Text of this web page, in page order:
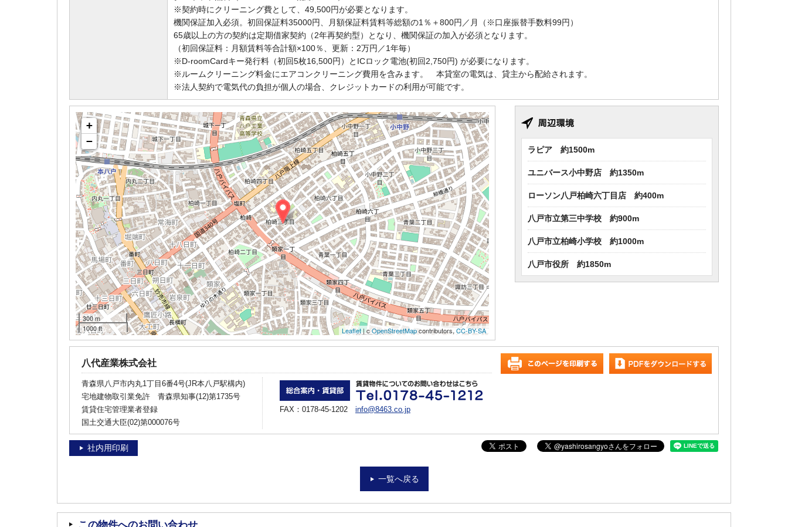
※契約時にクリーニング費として、49,500円が必要となります。
機関保証加入必須。初回保証料35000円、月額保証料賃料等総額の1％＋800円／月（※口座振替手数料99円）
65歳以上の方の契約は定期借家契約（2年再契約型）となり、機関保証の加入が必須となります。
（初回保証料：月額賃料等合計額×100％、更新：2万円／1年毎）
※D-roomCardキー発行料（初回5枚16,500円）とICロック電池(初回2,750円) が必要になります。
※ルームクリーニング料金にエアコンクリーニング費用を含みます。 本貸室の電気は、貸主から配給されます。
※法人契約で電気代の負担が個人の場合、クレジットカードの利用が可能です。
ラピア 約1500m
ユニバース小中野店 約1350m
ローソン八戸柏崎六丁目店 約400m
八戸市立第三中学校 約900m
八戸市立柏崎小学校 約1000m
八戸市役所 約1850m
+
−
300 m
1000 ft
Leaflet | c OpenStreetMapcontributors,CC-BY-SA
八代産業株式会社
青森県八戸市内丸1丁目6番4号(JR本八戸駅構内)
宅地建物取引業免許 青森県知事(12)第1735号
賃貸住宅管理業者登録
国土交通大臣(02)第000076号
FAX：0178-45-1202 info@8463.co.jp
社内用印刷
一覧へ戻る